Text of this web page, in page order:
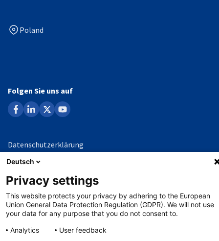
Poland
Folgen Sie uns auf
facebook
linkedin
x youtube
Datenschutzerklärung
Impressum
Whistleblowing-Verfahren
©Copyright - 2026 AHK
Deutsch
Privacy settings
This website protects your privacy by adhering to the European
Union General Data Protection Regulation (GDPR). We will not use
your data for any purpose that you do not consent to.
Analytics
User feedback